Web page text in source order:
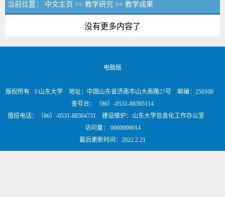
当前位置： 中文主页 >> 教学研究 >> 教学成果
没有更多内容了
电脑版
版权所有 ©山东大学 地址：中国山东省济南市山大南路27号 邮编：250100
查号台：（86）-0531-88395114
值班电话：（86）-0531-88364731 建设维护：山东大学信息化工作办公室
访问量： 0000000014
最后更新时间： 2022.2.21